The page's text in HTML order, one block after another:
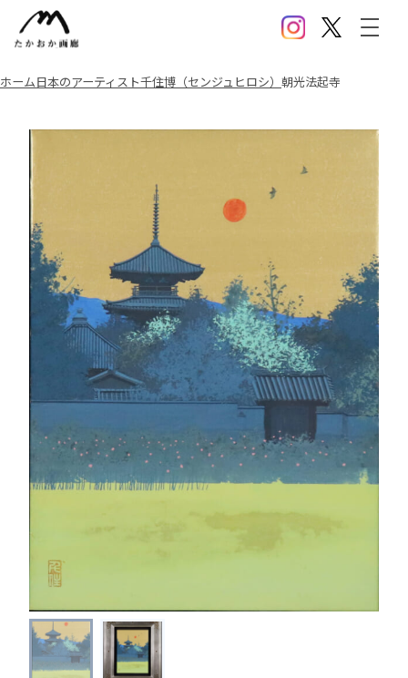
InstagramX(Twitter)
メニ
ホーム日本のアーティスト千住博（センジュヒロシ） 朝光法起寺